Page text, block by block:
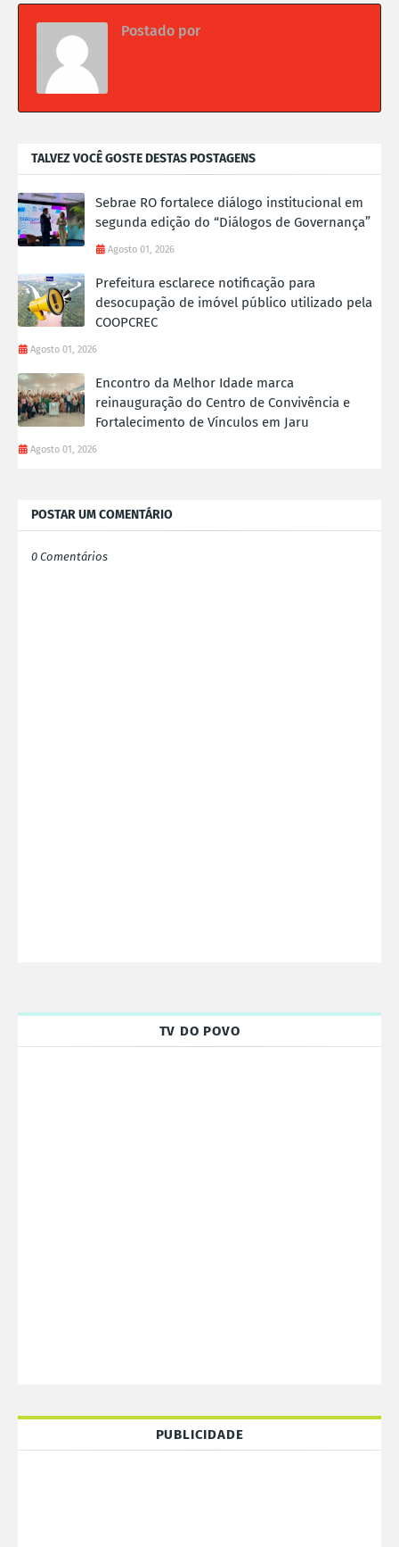
Postado por
TALVEZ VOCÊ GOSTE DESTAS POSTAGENS
Sebrae RO fortalece diálogo institucional em
segunda edição do “Diálogos de Governança”
Agosto 01, 2026
Prefeitura esclarece notificação para
desocupação de imóvel público utilizado pela
COOPCREC
Agosto 01, 2026
Encontro da Melhor Idade marca
reinauguração do Centro de Convivência e
Fortalecimento de Vínculos em Jaru
Agosto 01, 2026
POSTAR UM COMENTÁRIO
0 Comentários
TV DO POVO
PUBLICIDADE